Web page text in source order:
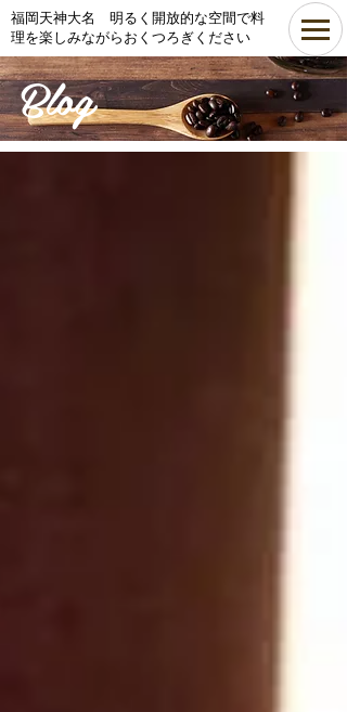
​福岡天神大名 明るく開放的な空間で料
理を楽しみながらおくつろぎください
Blog